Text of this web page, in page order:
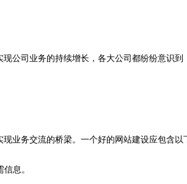
公司业务的持续增长，各大公司都纷纷意识
业务交流的桥梁。一个好的网站建设应包含以
息。